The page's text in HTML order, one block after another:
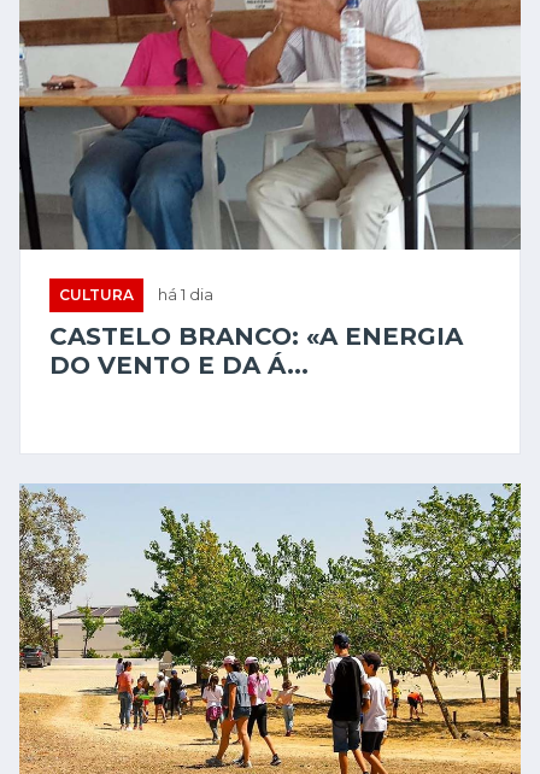
CULTURA há 1 dia
CASTELO BRANCO: «A ENERGIA
DO VENTO E DA Á...